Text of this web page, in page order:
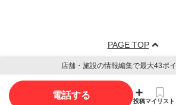
PAGE TOP
店舗・施設の情報編集で最大43ポ
電話する
投稿マイリスト